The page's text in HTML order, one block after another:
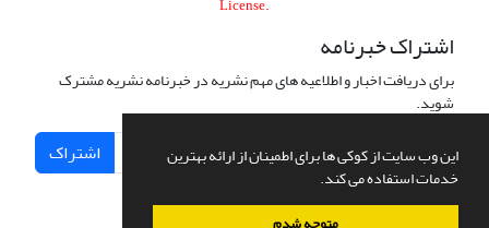
این وب سایت از کوکی ها برای اطمینان از ارائه بهترین
خدمات استفاده می کند.
اشتراک خبرنامه
برای دریافت اخبار و اطلاعیه های مهم نشریه در خبرنامه نشریه مشترک
شوید.
اشتراک